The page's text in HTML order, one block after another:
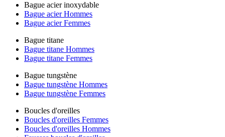
Bague acier inoxydable
Bague acier Hommes
Bague acier Femmes
Bague titane
Bague titane Hommes
Bague titane Femmes
Bague tungstène
Bague tungstène Hommes
Bague tungstène Femmes
Boucles d'oreilles
Boucles d'oreilles Femmes
Boucles d'oreilles Hommes